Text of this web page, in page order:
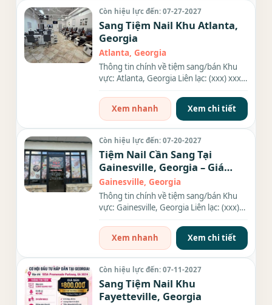
Còn hiệu lực đến: 07-27-2027
Sang Tiệm Nail Khu Atlanta,
Georgia
Atlanta, Georgia
Thông tin chính về tiệm sang/bán Khu
vực: Atlanta, Georgia Liên lạc: (xxx) xxx-
Xem nhanh
Xem chi tiết
Còn hiệu lực đến: 07-20-2027
Tiệm Nail Cần Sang Tại
Gainesville, Georgia – Giá
$89k
Gainesville, Georgia
Thông tin chính về tiệm sang/bán Khu
vực: Gainesville, Georgia Liên lạc: (xxx)
Xem nhanh
Xem chi tiết
Còn hiệu lực đến: 07-11-2027
Sang Tiệm Nail Khu
Fayetteville, Georgia